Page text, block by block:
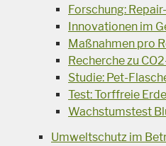
Forschung:
Innovationen im
Maßnahmen pro
Recherche zu
Studie: Pet-
Test: Torffreie
Wachstumstest
Umweltschutz im